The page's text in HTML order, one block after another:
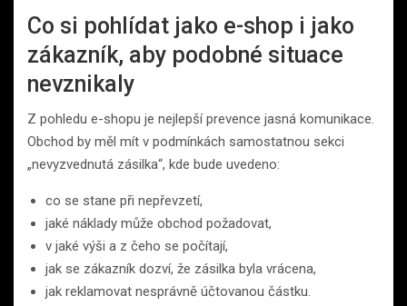
Co si pohlídat jako e-shop i jako
zákazník, aby podobné situace
nevznikaly
Z pohledu e-shopu je nejlepší prevence jasná komunikace.
Obchod by měl mít v podmínkách samostatnou sekci
„nevyzvednutá zásilka“, kde bude uvedeno:
co se stane při nepřevzetí,
jaké náklady může obchod požadovat,
v jaké výši a z čeho se počítají,
jak se zákazník dozví, že zásilka byla vrácena,
jak reklamovat nesprávně účtovanou částku.